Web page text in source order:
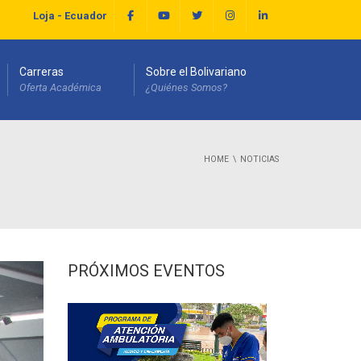
Loja - Ecuador
Carreras
Oferta Académica
Sobre el Bolivariano
¿Quiénes Somos?
HOME NOTICIAS
PRÓXIMOS EVENTOS